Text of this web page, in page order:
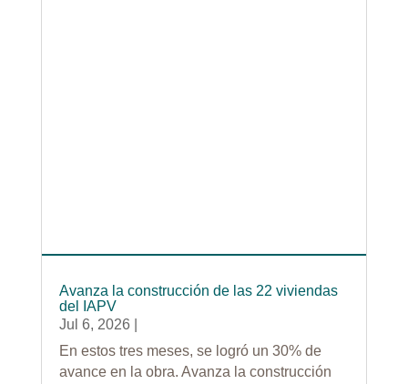
Avanza la construcción de las 22 viviendas
del IAPV
Jul 6, 2026
En estos tres meses, se logró un 30% de
avance en la obra. Avanza la construcción